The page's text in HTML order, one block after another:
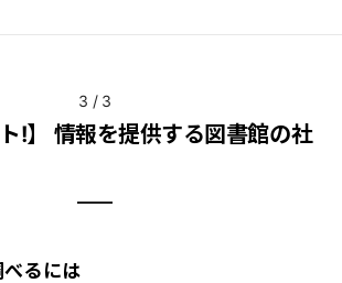
3 / 3
ト!】 情報を提供する図書館の社
るには